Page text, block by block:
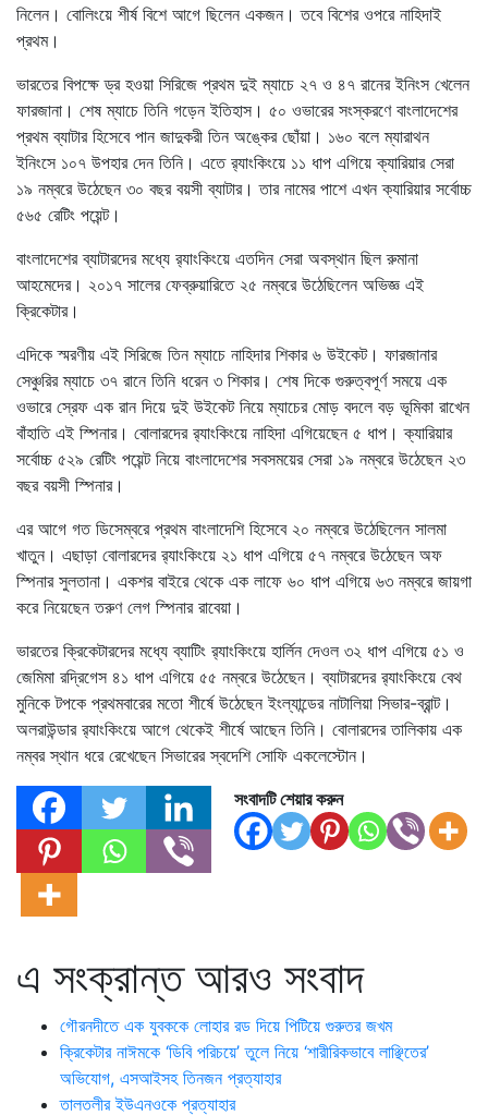
নিলেন। বোলিংয়ে শীর্ষ বিশে আগে ছিলেন একজন। তবে বিশের ওপরে নাহিদাই
প্রথম।
ভারতের বিপক্ষে ড্র হওয়া সিরিজে প্রথম দুই ম্যাচে ২৭ ও ৪৭ রানের ইনিংস খেলেন
ফারজানা। শেষ ম্যাচে তিনি গড়েন ইতিহাস। ৫০ ওভারের সংস্করণে বাংলাদেশের
প্রথম ব্যাটার হিসেবে পান জাদুকরী তিন অঙ্কের ছোঁয়া। ১৬০ বলে ম্যারাথন
ইনিংসে ১০৭ উপহার দেন তিনি। এতে র‌্যাংকিংয়ে ১১ ধাপ এগিয়ে ক্যারিয়ার সেরা
১৯ নম্বরে উঠেছেন ৩০ বছর বয়সী ব্যাটার। তার নামের পাশে এখন ক্যারিয়ার সর্বোচ্চ
৫৬৫ রেটিং পয়েন্ট।
বাংলাদেশের ব্যাটারদের মধ্যে র‌্যাংকিংয়ে এতদিন সেরা অবস্থান ছিল রুমানা
আহমেদের। ২০১৭ সালের ফেব্রুয়ারিতে ২৫ নম্বরে উঠেছিলেন অভিজ্ঞ এই
ক্রিকেটার।
এদিকে স্মরণীয় এই সিরিজে তিন ম্যাচে নাহিদার শিকার ৬ উইকেট। ফারজানার
সেঞ্চুরির ম্যাচে ৩৭ রানে তিনি ধরেন ৩ শিকার। শেষ দিকে গুরুত্বপূর্ণ সময়ে এক
ওভারে স্রেফ এক রান দিয়ে দুই উইকেট নিয়ে ম্যাচের মোড় বদলে বড় ভূমিকা রাখেন
বাঁহাতি এই স্পিনার। বোলারদের র‌্যাংকিংয়ে নাহিদা এগিয়েছেন ৫ ধাপ। ক্যারিয়ার
সর্বোচ্চ ৫২৯ রেটিং পয়েন্ট নিয়ে বাংলাদেশের সবসময়ের সেরা ১৯ নম্বরে উঠেছেন ২৩
বছর বয়সী স্পিনার।
এর আগে গত ডিসেম্বরে প্রথম বাংলাদেশি হিসেবে ২০ নম্বরে উঠেছিলেন সালমা
খাতুন। এছাড়া বোলারদের র‌্যাংকিংয়ে ২১ ধাপ এগিয়ে ৫৭ নম্বরে উঠেছেন অফ
স্পিনার সুলতানা। একশর বাইরে থেকে এক লাফে ৬০ ধাপ এগিয়ে ৬৩ নম্বরে জায়গা
করে নিয়েছেন তরুণ লেগ স্পিনার রাবেয়া।
ভারতের ক্রিকেটারদের মধ্যে ব্যাটিং র‌্যাংকিংয়ে হার্লিন দেওল ৩২ ধাপ এগিয়ে ৫১ ও
জেমিমা রদ্রিগেস ৪১ ধাপ এগিয়ে ৫৫ নম্বরে উঠেছেন। ব্যাটারদের র‌্যাংকিংয়ে বেথ
মুনিকে টপকে প্রথমবারের মতো শীর্ষে উঠেছেন ইংল্যান্ডের নাটালিয়া সিভার-ব্রান্ট।
অলরাউন্ডার র‌্যাংকিংয়ে আগে থেকেই শীর্ষে আছেন তিনি। বোলারদের তালিকায় এক
নম্বর স্থান ধরে রেখেছেন সিভারের স্বদেশি সোফি একলেস্টোন।
সংবাদটি শেয়ার করুন
এ সংক্রান্ত আরও সংবাদ
গৌরনদীতে এক যুবককে লোহার রড দিয়ে পিটিয়ে গুরুতর জখম
ক্রিকেটার নাঈমকে ‘ডিবি পরিচয়ে’ তুলে নিয়ে ‘শারীরিকভাবে লাঞ্ছিতের’
অভিযোগ, এসআইসহ তিনজন প্রত্যাহার
তালতলীর ইউএনওকে প্রত্যাহার